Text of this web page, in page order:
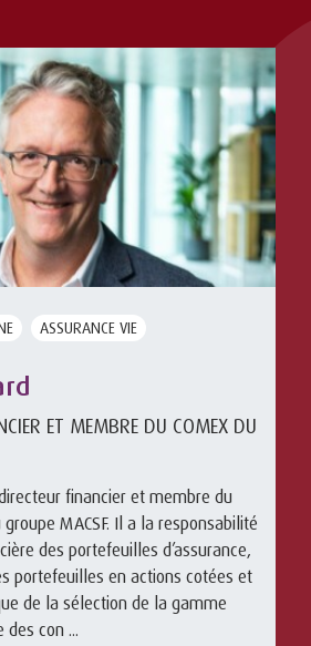
ASSURANCE VIE
ET MEMBRE DU COMEX DU
financier et membre du
MACSF. Il a la responsabilité
des portefeuilles d’assurance,
portefeuilles en actions cotées et
de la sélection de la gamme
des con ...